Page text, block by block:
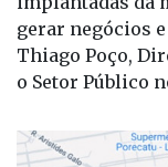
entendemos
implantadas da
gerar negócios
Thiago Poço,